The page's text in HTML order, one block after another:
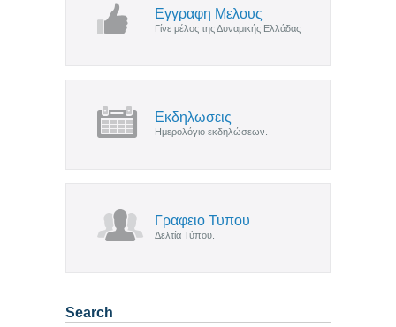
Εγγραφη Μελους
Γίνε μέλος της Δυναμικής Ελλάδας
Εκδηλωσεις
Ημερολόγιο εκδηλώσεων.
Γραφειο Τυπου
Δελτία Τύπου.
Search